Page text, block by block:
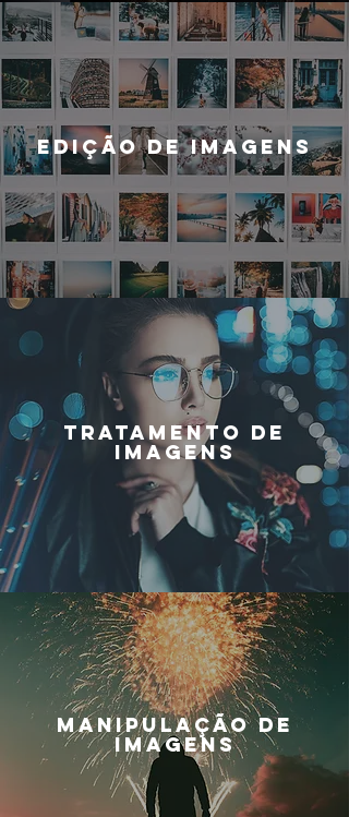
EDIÇÃO DE IMAGENS
TRATAMENTO DE
IMAGENS
MANIPULAÇÃO DE
IMAGENS